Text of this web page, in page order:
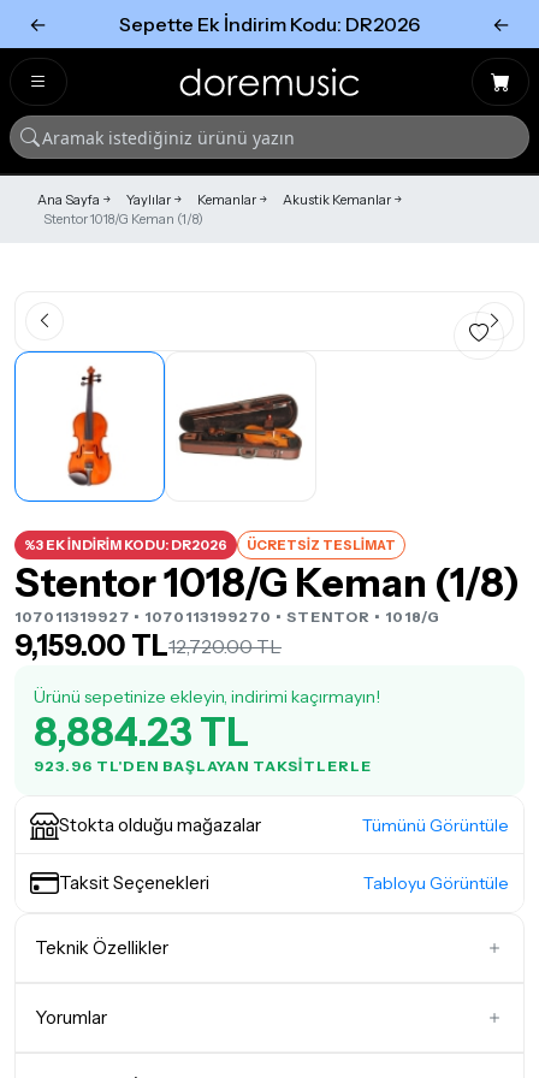
← Sepette Ek İndirim Kodu: DR2026 ←
Ana Sayfa Yaylılar Kemanlar
Akustik Kemanlar
Stentor 1018/G Keman (1/8)
%3 EK İNDİRİM KODU: DR2026 ÜCRETSİZ TESLİMAT
Stentor 1018/G Keman (1/8)
107011319927 • 1070113199270 • STENTOR • 1018/G
9,159.00 TL12,720.00 TL
Ürünü sepetinize ekleyin, indirimi kaçırmayın!
8,884.23 TL
923.96 TL'DEN BAŞLAYAN TAKSITLERLE
Stokta olduğu mağazalar Tümünü Görüntüle
Taksit Seçenekleri Tabloyu Görüntüle
Teknik Özellikler
Yorumlar
Tümünü Gör
Tümünü gör